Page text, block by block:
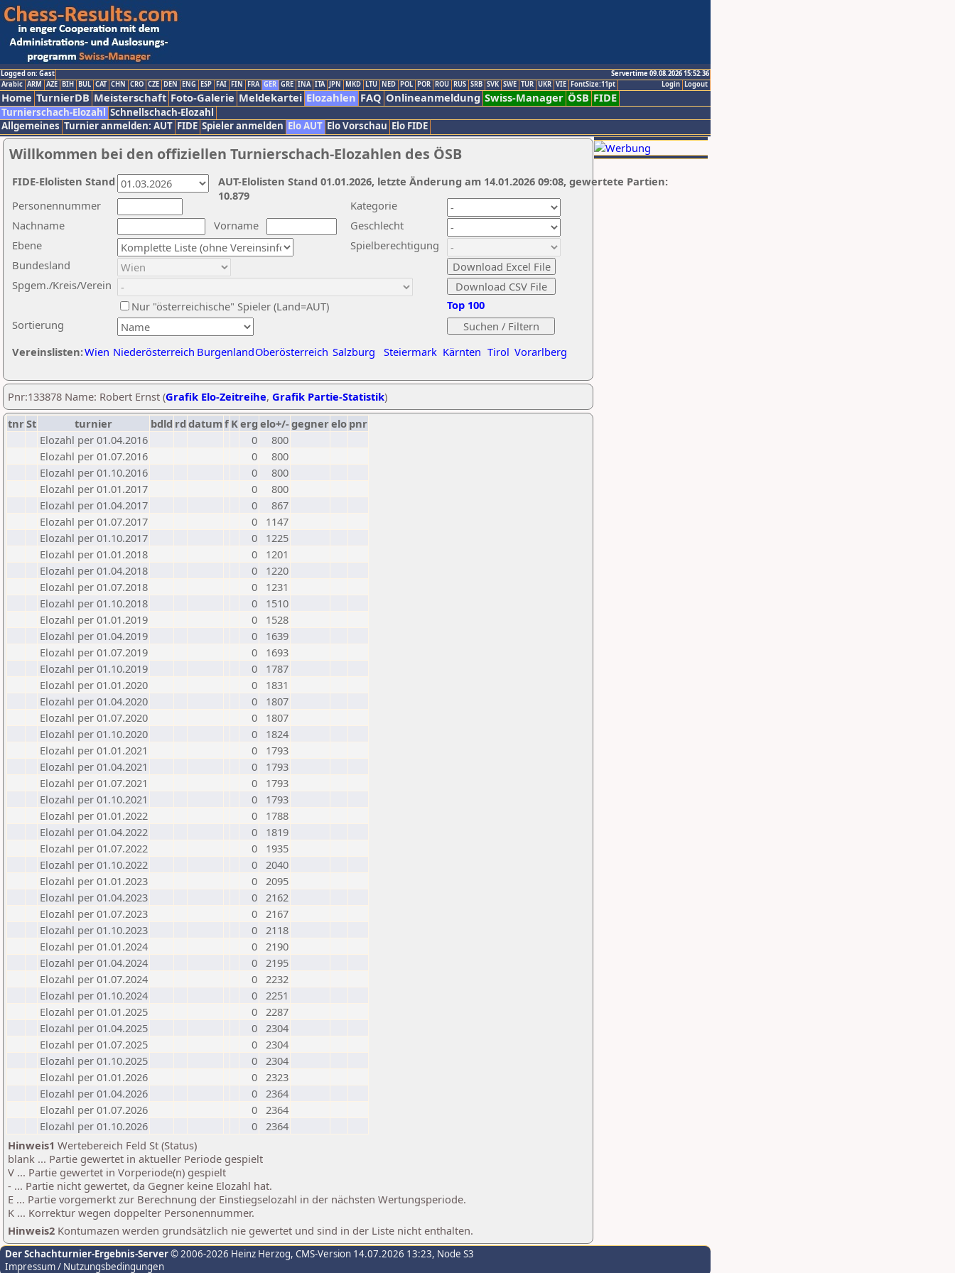
Logged on: Gast
Servertime 09.08.2026 15:52:36
Logout
Login
Arabic ARM AZE BIH BUL CAT CHN CRO CZE DEN ENG ESP FAI FIN FRA GER GRE INA ITA JPN MKD LTU NED POL POR ROU RUS SRB SVK SWE TUR UKR VIE FontSize:11pt
Home TurnierDB Meisterschaft Foto-Galerie Meldekartei Elozahlen FAQ Onlineanmeldung Swiss-Manager ÖSB FIDE
Turnierschach-Elozahl Schnellschach-Elozahl
Allgemeines Turnier anmelden: AUT FIDE Spieler anmelden Elo AUT Elo Vorschau Elo FIDE
Willkommen bei den offiziellen Turnierschach-Elozahlen des ÖSB
Nachname
Vorname
Ebene
Kategorie
Sortierung
Personennummer
Bundesland
Spgem./Kreis/Verein
Geschlecht
Nur "österreichische" Spieler (Land=AUT)
Spielberechtigung
Vereinslisten:Wien Niederösterreich BurgenlandOberösterreich Salzburg Steiermark Kärnten Tirol Vorarlberg
Top 100
AUT-Elolisten Stand 01.01.2026, letzte Änderung am 14.01.2026 09:08, gewertete Partien:
10.879
FIDE-Elolisten Stand
Pnr:133878 Name: Robert Ernst (Grafik Elo-Zeitreihe, Grafik Partie-Statistik)
tnrSt turnier bdld rd datumf Kerg elo+/-gegnerelo pnr
Elozahl per 01.04.2016
0
800
Elozahl per 01.07.2016
0
800
Elozahl per 01.10.2016
0
800
Elozahl per 01.01.2017
0
800
Elozahl per 01.04.2017
0
867
Elozahl per 01.07.2017
0
1147
Elozahl per 01.10.2017
0
1225
Elozahl per 01.01.2018
0
1201
Elozahl per 01.04.2018
0
1220
Elozahl per 01.07.2018
0
1231
Elozahl per 01.10.2018
0
1510
Elozahl per 01.01.2019
0
1528
Elozahl per 01.04.2019
0
1639
Elozahl per 01.07.2019
0
1693
Elozahl per 01.10.2019
0
1787
Elozahl per 01.01.2020
0
1831
Elozahl per 01.04.2020
0
1807
Elozahl per 01.07.2020
0
1807
Elozahl per 01.10.2020
0
1824
Elozahl per 01.01.2021
0
1793
Elozahl per 01.04.2021
0
1793
Elozahl per 01.07.2021
0
1793
Elozahl per 01.10.2021
0
1793
Elozahl per 01.01.2022
0
1788
Elozahl per 01.04.2022
0
1819
Elozahl per 01.07.2022
0
1935
Elozahl per 01.10.2022
0 2040
Elozahl per 01.01.2023
0 2095
Elozahl per 01.04.2023
0 2162
Elozahl per 01.07.2023
0 2167
Elozahl per 01.10.2023
0 2118
Elozahl per 01.01.2024
0 2190
Elozahl per 01.04.2024
0 2195
Elozahl per 01.07.2024
0 2232
Elozahl per 01.10.2024
0 2251
Elozahl per 01.01.2025
0 2287
Elozahl per 01.04.2025
0 2304
Elozahl per 01.07.2025
0 2304
Elozahl per 01.10.2025
0 2304
Elozahl per 01.01.2026
0 2323
Elozahl per 01.04.2026
0 2364
Elozahl per 01.07.2026
0 2364
Elozahl per 01.10.2026
0 2364
Hinweis1 Wertebereich Feld St (Status)
blank ... Partie gewertet in aktueller Periode gespielt
V ... Partie gewertet in Vorperiode(n) gespielt
- ... Partie nicht gewertet, da Gegner keine Elozahl hat.
E ... Partie vorgemerkt zur Berechnung der Einstiegselozahl in der nächsten Wertungsperiode.
K ... Korrektur wegen doppelter Personennummer.
Hinweis2 Kontumazen werden grundsätzlich nie gewertet und sind in der Liste nicht enthalten.
Der Schachturnier-Ergebnis-Server© 2006-2026 Heinz Herzog, CMS-Version 14.07.2026 13:23, Node S3
Impressum / Nutzungsbedingungen